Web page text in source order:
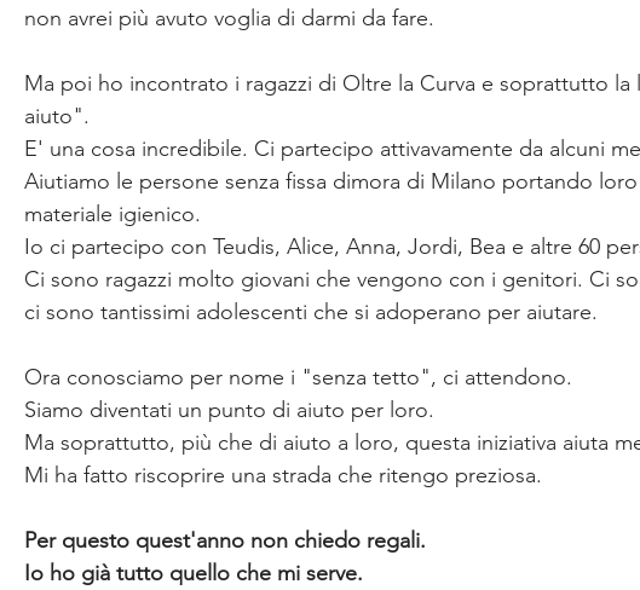
non avrei più avuto voglia di darmi da fare.
Ma poi ho incontrato i ragazzi di Oltre la Curva e soprattutto la
aiuto".
E' una cosa incredibile. Ci partecipo attivavamente da alcuni
Aiutiamo le persone senza fissa dimora di Milano portando
materiale igienico.
Io ci partecipo con Teudis, Alice, Anna, Jordi, Bea e altre 60
Ci sono ragazzi molto giovani che vengono con i genitori. Ci
ci sono tantissimi adolescenti che si adoperano per aiutare.
Ora conosciamo per nome i "senza tetto", ci attendono.
Siamo diventati un punto di aiuto per loro.
Ma soprattutto, più che di aiuto a loro, questa iniziativa aiuta
Mi ha fatto riscoprire una strada che ritengo preziosa.
Per questo quest'anno non chiedo regali.
Io ho già tutto quello che mi serve.